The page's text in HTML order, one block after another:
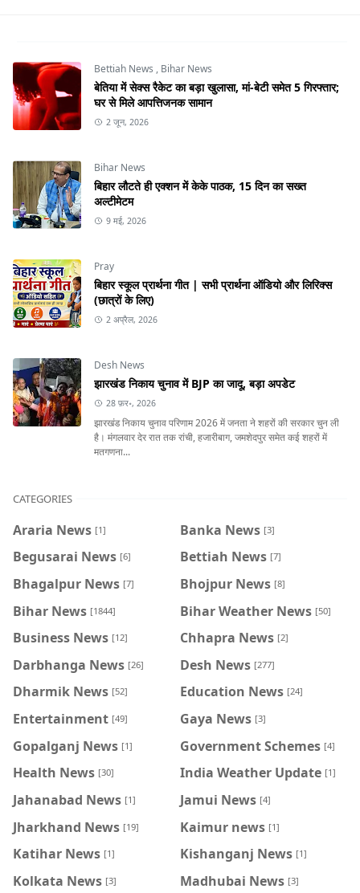
Bettiah News , Bihar News
बेतिया में सेक्स रैकेट का बड़ा खुलासा, मां-बेटी समेत 5 गिरफ्तार;
घर से मिले आपत्तिजनक सामान
2 जून, 2026
Bihar News
बिहार लौटते ही एक्शन में केके पाठक, 15 दिन का सख्त
अल्टीमेटम
9 मई, 2026
Pray
बिहार स्कूल प्रार्थना गीत | सभी प्रार्थना ऑडियो और लिरिक्स
(छात्रों के लिए)
2 अप्रैल, 2026
Desh News
झारखंड निकाय चुनाव में BJP का जादू, बड़ा अपडेट
28 फ़र॰, 2026
झारखंड निकाय चुनाव परिणाम 2026 में जनता ने शहरों की सरकार चुन ली
है। मंगलवार देर रात तक रांची, हजारीबाग, जमशेदपुर समेत कई शहरों में
मतगणना...
CATEGORIES
Araria News [1] Banka News [3]
Begusarai News [6] Bettiah News [7]
Bhagalpur News [7] Bhojpur News [8]
Bihar News [1844] Bihar Weather News [50]
Business News [12] Chhapra News [2]
Darbhanga News [26] Desh News [277]
Dharmik News [52] Education News [24]
Entertainment [49] Gaya News [3]
Gopalganj News [1] Government Schemes [4]
Health News [30] India Weather Update [1]
Jahanabad News [1] Jamui News [4]
Jharkhand News [19] Kaimur news [1]
Katihar News [1] Kishanganj News [1]
Kolkata News [3] Madhubai News [3]